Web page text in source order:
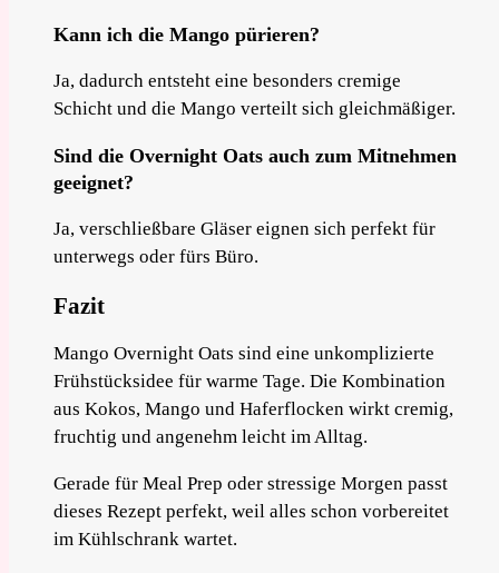
Kann ich die Mango pürieren?
Ja, dadurch entsteht eine besonders cremige
Schicht und die Mango verteilt sich gleichmäßiger.
Sind die Overnight Oats auch zum Mitnehmen
geeignet?
Ja, verschließbare Gläser eignen sich perfekt für
unterwegs oder fürs Büro.
Fazit
Mango Overnight Oats sind eine unkomplizierte
Frühstücksidee für warme Tage. Die Kombination
aus Kokos, Mango und Haferflocken wirkt cremig,
fruchtig und angenehm leicht im Alltag.
Gerade für Meal Prep oder stressige Morgen passt
dieses Rezept perfekt, weil alles schon vorbereitet
im Kühlschrank wartet.